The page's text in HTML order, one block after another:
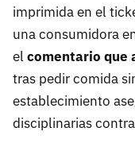
imprimida en el
una consumidora
el comentario que
tras pedir comida
establecimiento
disciplinarias